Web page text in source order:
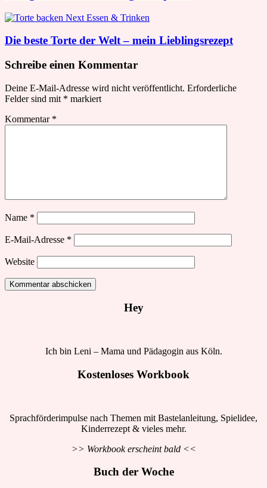
Next Essen & Trinken
Die beste Torte der Welt – mein Lieblingsrezept
Schreibe einen Kommentar
Deine E-Mail-Adresse wird nicht veröffentlicht. Erforderliche
Felder sind mit * markiert
Kommentar *
Name *
E-Mail-Adresse *
Website
Hey
Ich bin Leni – Mama und Pädagogin aus Köln.
Kostenloses Workbook
Sprachförderimpulse nach Themen mit Bastelanleitung, Spielidee,
Kinderrezept & vieles mehr.
>> Workbook erscheint bald <<
Buch der Woche